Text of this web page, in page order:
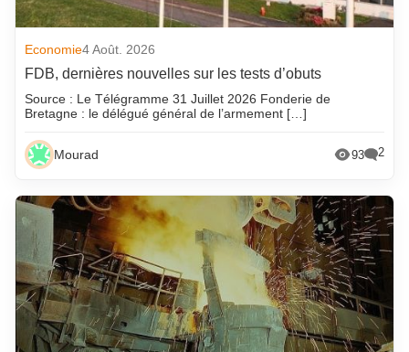
Economie4 Août. 2026
FDB, dernières nouvelles sur les tests d’obuts
Source : Le Télégramme 31 Juillet 2026 Fonderie de
Bretagne : le délégué général de l’armement […]
Mourad 93 2